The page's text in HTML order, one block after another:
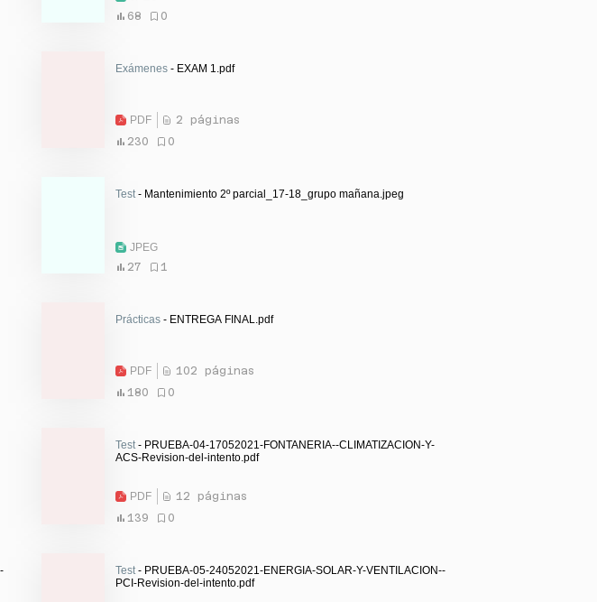
68
0
Exámenes - EXAM 1.pdf
PDF
2 páginas
230
0
Test - Mantenimiento 2º parcial_17-18_grupo mañana.jpeg
JPEG
27
1
Prácticas - ENTREGA FINAL.pdf
PDF
102 páginas
180
0
Test - PRUEBA-04-17052021-FONTANERIA--CLIMATIZACION-Y-
ACS-Revision-del-intento.pdf
PDF
12 páginas
139
0
Test - PRUEBA-05-24052021-ENERGIA-SOLAR-Y-VENTILACION--
PCI-Revision-del-intento.pdf